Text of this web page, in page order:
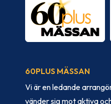
60PLUS MÄSSAN
Vi är en ledande
vänder sig mot aktiva